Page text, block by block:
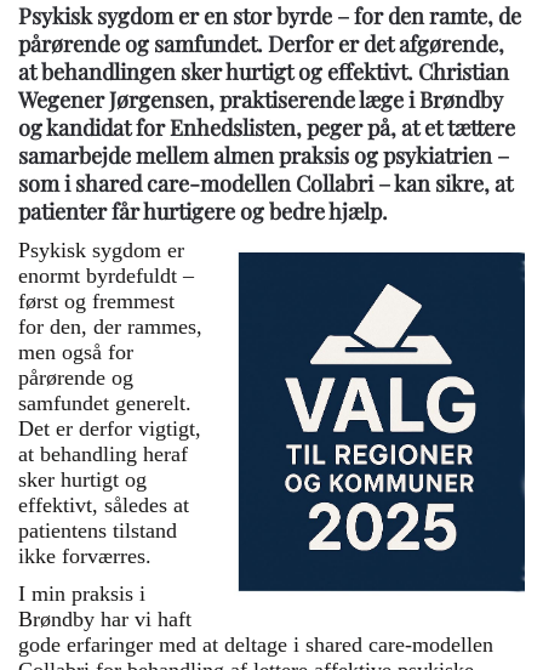
Psykisk sygdom er en stor byrde – for den ramte, de
pårørende og samfundet. Derfor er det afgørende,
at behandlingen sker hurtigt og effektivt. Christian
Wegener Jørgensen, praktiserende læge i Brøndby
og kandidat for Enhedslisten, peger på, at et tættere
samarbejde mellem almen praksis og psykiatrien –
som i shared care-modellen Collabri – kan sikre, at
patienter får hurtigere og bedre hjælp.
Psykisk sygdom er
enormt byrdefuldt –
først og fremmest
for den, der rammes,
men også for
pårørende og
samfundet generelt.
Det er derfor vigtigt,
at behandling heraf
sker hurtigt og
effektivt, således at
patientens tilstand
ikke forværres.
I min praksis i
Brøndby har vi haft
gode erfaringer med at deltage i shared care-modellen